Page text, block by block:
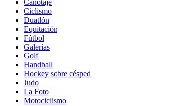
Canotaje
Ciclismo
Duatlón
Equitación
Fútbol
Galerías
Golf
Handball
Hockey sobre césped
Judo
La Foto
Motociclismo